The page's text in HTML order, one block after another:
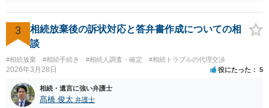
3
相続放棄後の訴状対応と答弁書作成についての相
談
#相続放棄 #相続手続き #相続人調査・確定 #相続トラブルの代理交渉
2026年3月28日 役にたった 5
相続・遺言に強い弁護士
髙橋 俊太 弁護士